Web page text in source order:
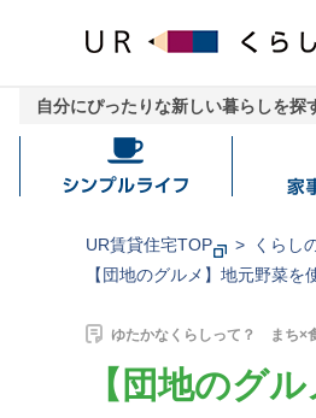
自分にぴったりな新しい暮らしを探
シ
プ
ル
UR賃貸住宅TOP くらし
【団地のグルメ】地元野菜
ゆたかなくらしって？ まち×
【団地のグ